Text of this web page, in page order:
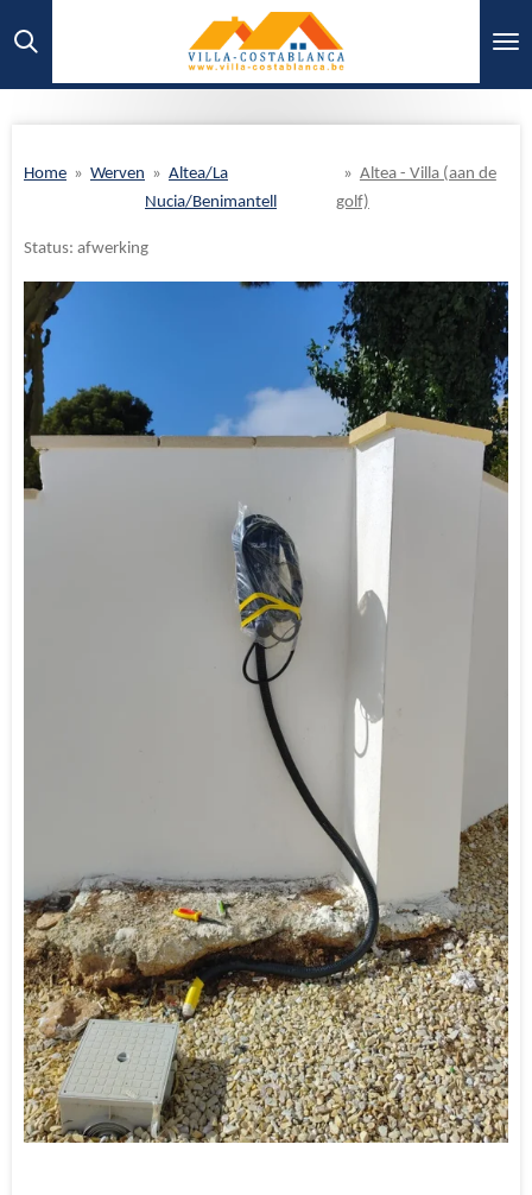
direct
Home » Werven » Altea/La
Nucia/Benimantell
» Altea - Villa (aan de
golf)
Status: afwerking